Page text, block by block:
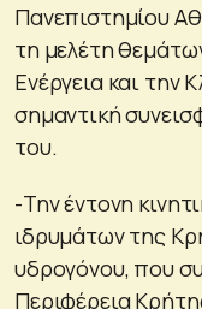
Πανεπιστημίου
τη μελέτη
Ενέργεια και την
σημαντική
του.
-Την έντονη
ιδρυμάτων της
υδρογόνου, που
Περιφέρεια